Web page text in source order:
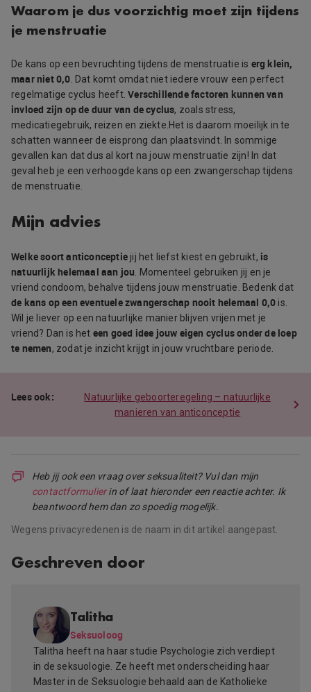
Waarom je dus voorzichtig moet zijn tijdens
je menstruatie
De kans op een bevruchting tijdens de menstruatie is erg klein,
maar niet 0,0 . Dat komt omdat niet iedere vrouw een perfect
regelmatige cyclus heeft.Verschillende factoren kunnen van
invloed zijn op de duur van de cyclus, zoals stress,
medicatiegebruik, reizen en ziekte.Het is daarom moeilijk in te
schatten wanneer de eisprong dan plaatsvindt. In sommige
gevallen kan dat dus al kort na jouw menstruatie zijn! In dat
geval heb je een verhoogde kans op een zwangerschap tijdens
de menstruatie.
Mijn advies
Welke soort anticonceptie jij het liefst kiest en gebruikt, is
natuurlijk helemaal aan jou . Momenteel gebruiken jij en je
vriend condoom, behalve tijdens jouw menstruatie. Bedenk dat
de kans op een eventuele zwangerschap nooit helemaal 0,0 is.
Wil je liever op een natuurlijke manier blijven vrijen met je
vriend? Dan is het een goed idee jouw eigen cyclus onder de loep
te nemen, zodat je inzicht krijgt in jouw vruchtbare periode.
Natuurlijke geboorteregeling – natuurlijke
manieren van anticonceptie
Heb jij ook een vraag over seksualiteit? Vul dan mijn
contactformulierin of laat hieronder een reactie achter. Ik
beantwoord hem dan zo spoedig mogelijk.
Wegens privacyredenen is de naam in dit artikel aangepast.
Geschreven door
Talitha
Seksuoloog
Talitha heeft na haar studie Psychologie zich verdiept
in de seksuologie. Ze heeft met onderscheiding haar
Master in de Seksuologie behaald aan de Katholieke